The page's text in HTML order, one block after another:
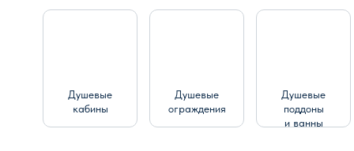
Душевые
кабины
Душевые
ограждения
Душевые
поддоны
и ванны